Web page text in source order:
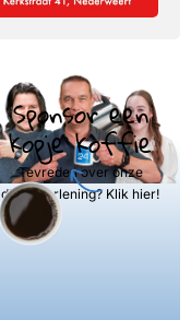
Sponsor een
kopje koffie
Tevreden over onze
dienstverlening? Klik hier!